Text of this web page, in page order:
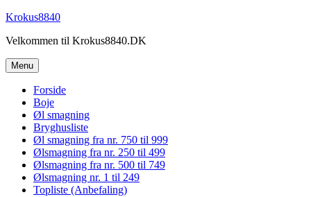
Videre
indhold
Krokus8840
Velkommen til Krokus8840.DK
Menu
Forside
Boje
Øl smagning
Bryghusliste
Øl smagning fra nr. 750 til 999
Ølsmagning fra nr. 250 til 499
Ølsmagning fra nr. 500 til 749
Ølsmagning nr. 1 til 249
Topliste (Anbefaling)